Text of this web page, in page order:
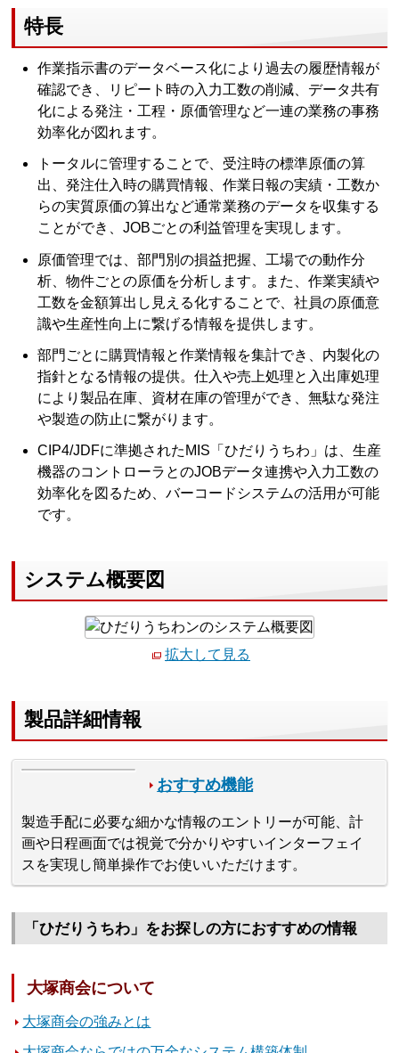
特長
作業指示書のデータベース化により過去の履歴情報が
確認でき、リピート時の入力工数の削減、データ共有
化による発注・工程・原価管理など一連の業務の事務
効率化が図れます。
トータルに管理することで、受注時の標準原価の算
出、発注仕入時の購買情報、作業日報の実績・工数か
らの実質原価の算出など通常業務のデータを収集する
ことができ、JOBごとの利益管理を実現します。
原価管理では、部門別の損益把握、工場での動作分
析、物件ごとの原価を分析します。また、作業実績や
工数を金額算出し見える化することで、社員の原価意
識や生産性向上に繋げる情報を提供します。
部門ごとに購買情報と作業情報を集計でき、内製化の
指針となる情報の提供。仕入や売上処理と入出庫処理
により製品在庫、資材在庫の管理ができ、無駄な発注
や製造の防止に繋がります。
CIP4/JDFに準拠されたMIS「ひだりうちわ」は、生産
機器のコントローラとのJOBデータ連携や入力工数の
効率化を図るため、バーコードシステムの活用が可能
です。
システム概要図
拡大して見る
製品詳細情報
おすすめ機能
製造手配に必要な細かな情報のエントリーが可能、計
画や日程画面では視覚で分かりやすいインターフェイ
スを実現し簡単操作でお使いいただけます。
「ひだりうちわ」をお探しの方におすすめの情報
大塚商会について
大塚商会の強みとは